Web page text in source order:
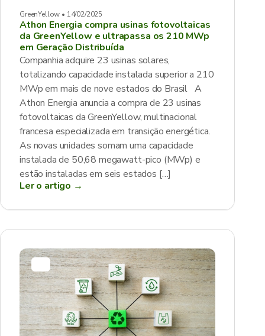
GreenYellow • 14/02/2025
Athon Energia compra usinas fotovoltaicas
da GreenYellow e ultrapassa os 210 MWp
em Geração Distribuída
Companhia adquire 23 usinas solares,
totalizando capacidade instalada superior a 210
MWp em mais de nove estados do Brasil A
Athon Energia anuncia a compra de 23 usinas
fotovoltaicas da GreenYellow, multinacional
francesa especializada em transição energética.
As novas unidades somam uma capacidade
instalada de 50,68 megawatt-pico (MWp) e
estão instaladas em seis estados […]
Ler o artigo →